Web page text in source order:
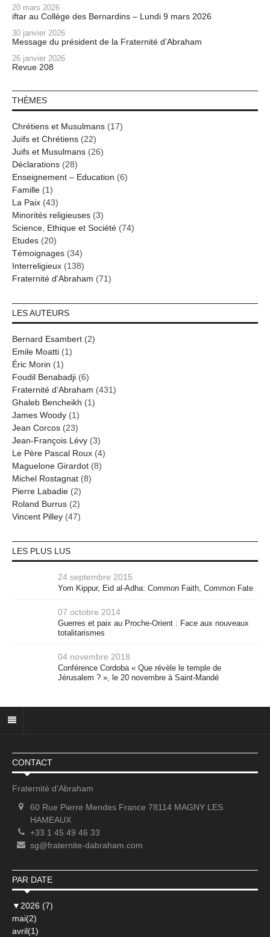
20 mars 2026
iftar au Collège des Bernardins – Lundi 9 mars 2026
30 janvier 2026
Message du président de la Fraternité d’Abraham
26 janvier 2026
Revue 208
THÈMES
Chrétiens et Musulmans (17)
Juifs et Chrétiens (22)
Juifs et Musulmans (26)
Déclarations (28)
Enseignement – Education (6)
Famille (1)
La Paix (43)
Minorités religieuses (3)
Science, Ethique et Société (74)
Etudes (20)
Témoignages (34)
Interreligieux (138)
Fraternité d'Abraham (71)
LES AUTEURS
Bernard Esambert (2)
Emile Moatti (1)
Éric Morin (1)
Foudil Benabadji (6)
Fraternité d'Abraham (431)
Ghaleb Bencheikh (1)
James Woody (1)
Jean Corcos (23)
Jean-François Lévy (3)
Le Père Pascal Roux (4)
Maguelone Girardot (8)
Michel Rostagnat (8)
Pierre Labadie (2)
Roland Burrus (2)
Vincent Pilley (47)
LES PLUS LUS
24 septembre 2015
Yom Kippur, Eid al-Adha: Common Faith, Common Fate
07 octobre 2014
Guerres et paix au Proche-Orient : Face aux nouveaux
totalitarismes
04 novembre 2018
Conférence Cordoba « Que révèle le temple de
Jérusalem ? », le 20 novembre à Saint-Mandé
CONTACT
Fraternité d'Abraham
60 Rue Pierre Mendes France 78114 MAGNY LES
HAMEAUX
+33 1 45 49 46 33
sg@fraternite-dabraham.com
PAR DATE
▼ 2026 (7)
mai(2)
avril(1)